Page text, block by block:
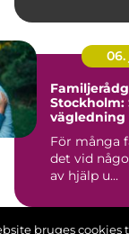
06.
Stockholm:
vägledning
För många
det vid
av hjälp u...
bruges cookies